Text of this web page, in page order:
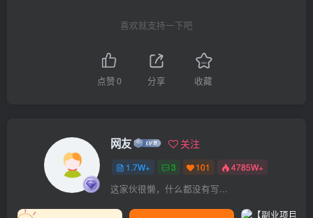
喜欢就支持一下吧
点赞0 分享 收藏
网友 关注
1.7W+ 3 101 4785W+
这家伙很懒，什么都没有写...